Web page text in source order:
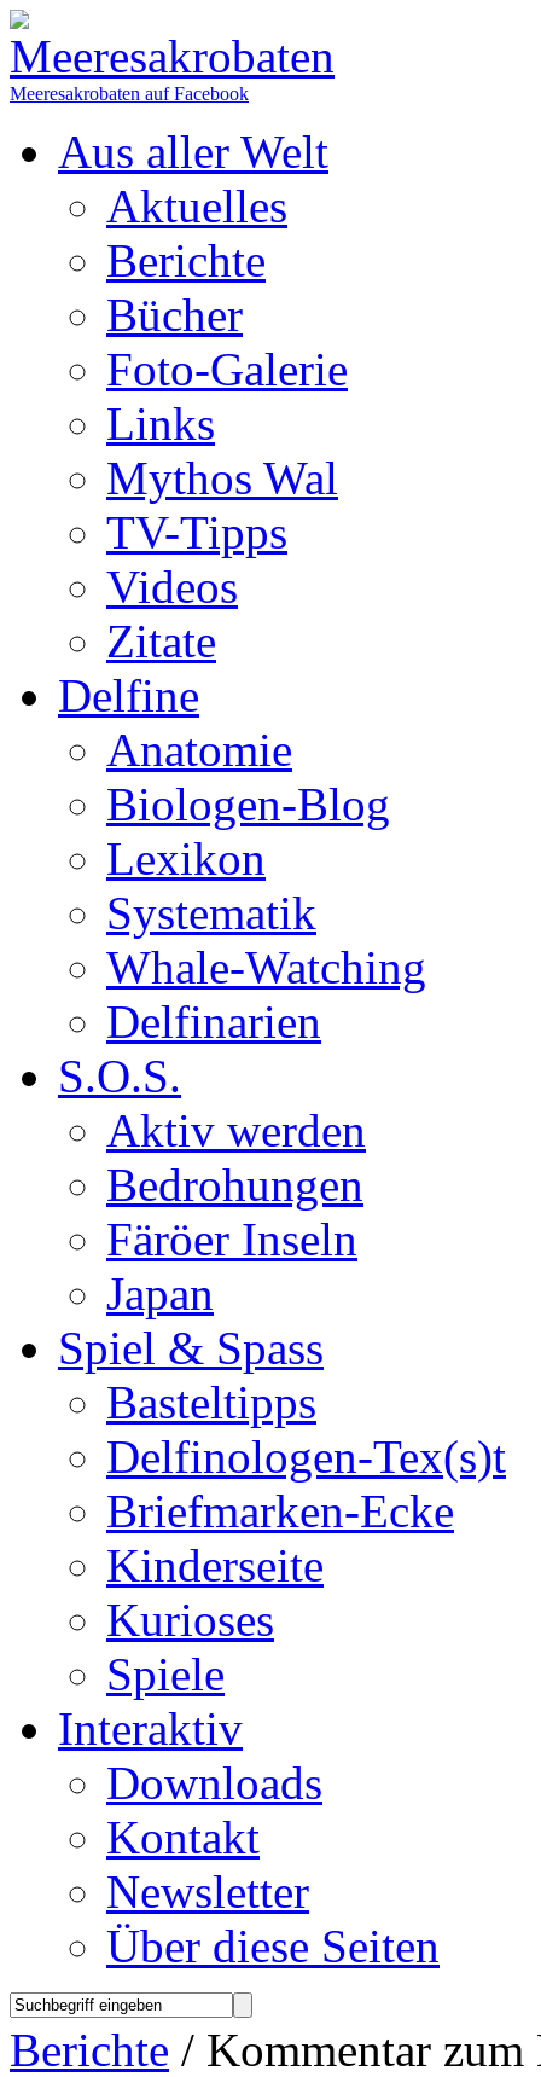
Meeresakrobaten auf Facebook
Aus aller Welt
Aktuelles
Berichte
Bücher
Foto-Galerie
Links
Mythos Wal
TV-Tipps
Videos
Zitate
Delfine
Anatomie
Biologen-Blog
Lexikon
Systematik
Whale-Watching
Delfinarien
S.O.S.
Aktiv werden
Bedrohungen
Färöer Inseln
Japan
Spiel & Spass
Basteltipps
Delfinologen-Tex(s)t
Briefmarken-Ecke
Kinderseite
Kurioses
Spiele
Interaktiv
Downloads
Kontakt
Newsletter
Über diese Seiten
Berichte / Kommentar zum